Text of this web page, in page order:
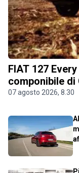
FIAT 127
componibile
07 agosto 2026, 8.30